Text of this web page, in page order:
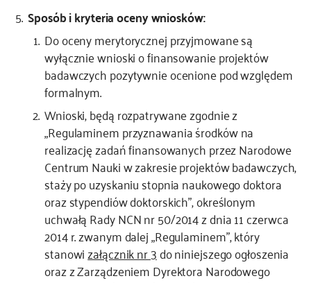
Sposób i kryteria oceny wniosków:
Do oceny merytorycznej przyjmowane są
wyłącznie wnioski o finansowanie projektów
badawczych pozytywnie ocenione pod względem
formalnym.
Wnioski, będą rozpatrywane zgodnie z
„Regulaminem przyznawania środków na
realizację zadań finansowanych przez Narodowe
Centrum Nauki w zakresie projektów badawczych,
staży po uzyskaniu stopnia naukowego doktora
oraz stypendiów doktorskich”, określonym
uchwałą Rady NCN nr 50/2014 z dnia 11 czerwca
2014 r. zwanym dalej „Regulaminem”, który
stanowizałącznik nr 3do niniejszego ogłoszenia
oraz z Zarządzeniem Dyrektora Narodowego